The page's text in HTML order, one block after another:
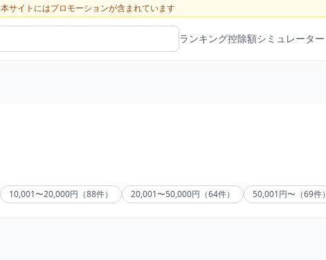
本サイトにはプロモーションが含まれています
ランキング控除額シミュレーター
10,001〜20,000円（88件） 20,001〜50,000円（64件） 50,001円〜（69件）